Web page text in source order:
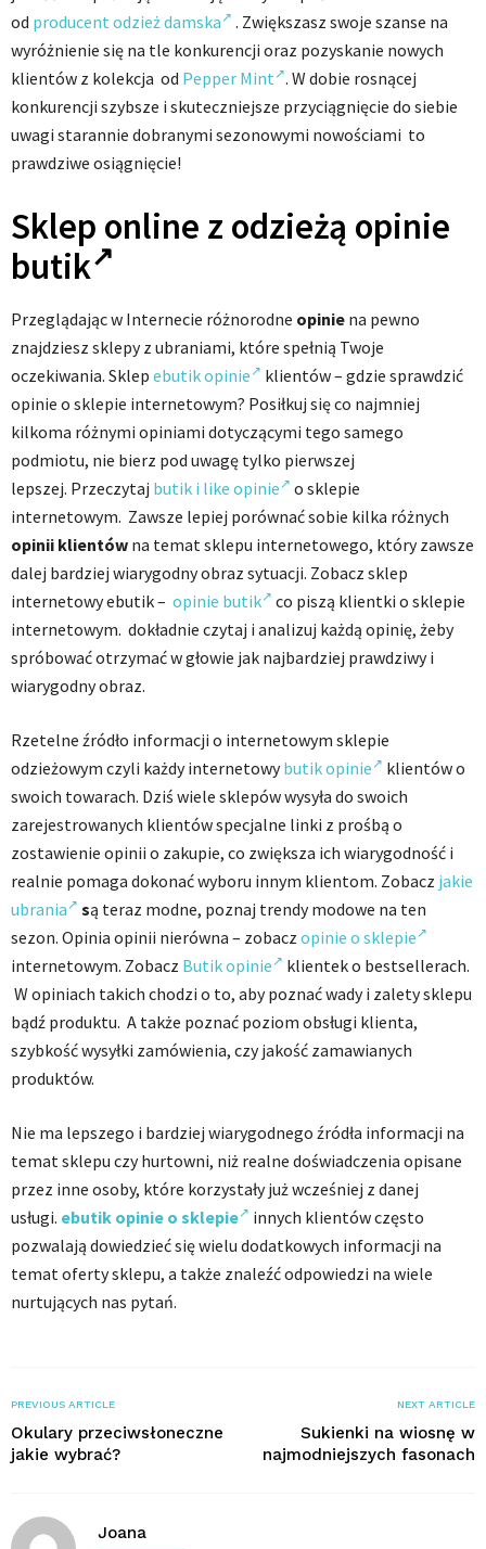
od producent odzież damska
. Zwiększasz swoje szanse na
wyróżnienie się na tle konkurencji oraz pozyskanie nowych
klientów z kolekcja od Pepper Mint . W dobie rosnącej
konkurencji szybsze i skuteczniejsze przyciągnięcie do siebie
uwagi starannie dobranymi sezonowymi nowościami to
prawdziwe osiągnięcie!
Sklep online z odzieżą opinie
butik
Przeglądając w Internecie różnorodne opinie na pewno
znajdziesz sklepy z ubraniami, które spełnią Twoje
oczekiwania. Sklep ebutik opinie
klientów – gdzie sprawdzić
opinie o sklepie internetowym? Posiłkuj się co najmniej
kilkoma różnymi opiniami dotyczącymi tego samego
podmiotu, nie bierz pod uwagę tylko pierwszej
lepszej. Przeczytaj butik i like opinie
o sklepie
internetowym. Zawsze lepiej porównać sobie kilka różnych
opinii klientów na temat sklepu internetowego, który zawsze
dalej bardziej wiarygodny obraz sytuacji. Zobacz sklep
internetowy ebutik – opinie butik
co piszą klientki o sklepie
internetowym. dokładnie czytaj i analizuj każdą opinię, żeby
spróbować otrzymać w głowie jak najbardziej prawdziwy i
wiarygodny obraz.
Rzetelne źródło informacji o internetowym sklepie
odzieżowym czyli każdy internetowybutik opinie
klientów o
swoich towarach. Dziś wiele sklepów wysyła do swoich
zarejestrowanych klientów specjalne linki z prośbą o
zostawienie opinii o zakupie, co zwiększa ich wiarygodność i
realnie pomaga dokonać wyboru innym klientom. Zobacz jakie
ubrania
są teraz modne, poznaj trendy modowe na ten
sezon. Opinia opinii nierówna – zobacz opinie o sklepie
internetowym. Zobacz Butik opinie
klientek o bestsellerach.
W opiniach takich chodzi o to, aby poznać wady i zalety sklepu
bądź produktu. A także poznać poziom obsługi klienta,
szybkość wysyłki zamówienia, czy jakość zamawianych
produktów.
Nie ma lepszego i bardziej wiarygodnego źródła informacji na
temat sklepu czy hurtowni, niż realne doświadczenia opisane
przez inne osoby, które korzystały już wcześniej z danej
usługi. ebutik opinie o sklepie
innych klientów często
pozwalają dowiedzieć się wielu dodatkowych informacji na
temat oferty sklepu, a także znaleźć odpowiedzi na wiele
nurtujących nas pytań.
PREVIOUS ARTICLE
Okulary przeciwsłoneczne
jakie wybrać?
NEXT ARTICLE
Sukienki na wiosnę w
najmodniejszych fasonach
Joana